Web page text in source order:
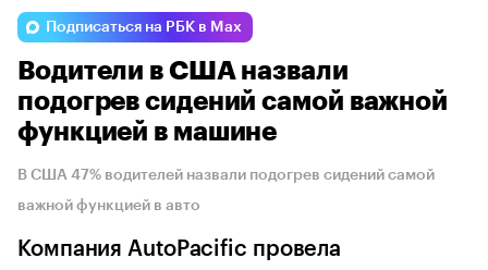
Подписаться на РБК в Max
Водители в США назвали
подогрев сидений самой важной
функцией в машине
В США 47% водителей назвали подогрев сидений самой
важной функцией в авто
Компания AutoPacific провела